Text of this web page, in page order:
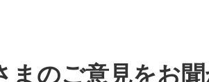
まのご意見をお